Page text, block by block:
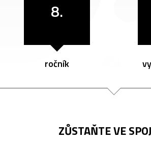
8.
ročník
ZŮSTAŇTE VE